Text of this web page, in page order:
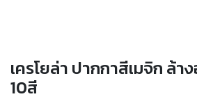
เครโยล่า ปากกาสีเมจิก ล้า
10สี